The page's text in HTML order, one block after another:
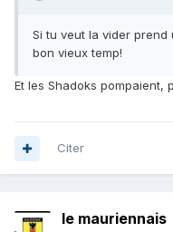
Si tu veut la vider prend
bon vieux temp!
Et les Shadoks pompaient,
Citer
le mauriennais